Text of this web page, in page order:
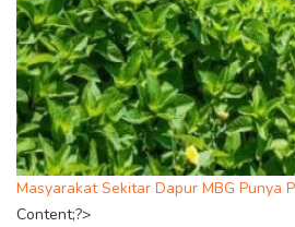
Masyarakat Sekitar Dapur MBG Punya
Content;?>